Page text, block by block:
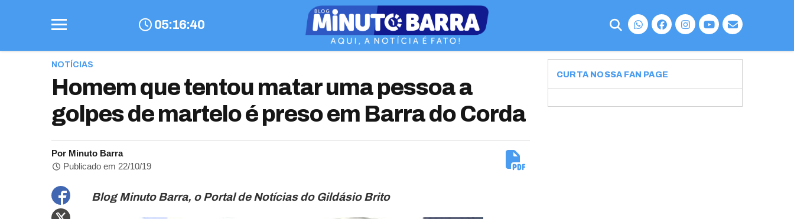
05:16:41
NOTÍCIAS
Homem que tentou matar uma pessoa a
golpes de martelo é preso em Barra do Corda
Por Minuto Barra
Publicado em 22/10/19
Blog Minuto Barra, o Portal de Notícias do Gildásio Brito
CURTA NOSSA FAN PAGE